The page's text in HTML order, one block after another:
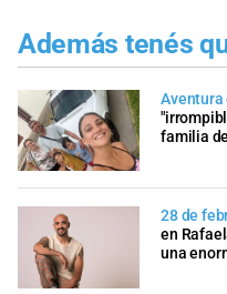
Además tenés
Aventura
familia
28 de
en
una